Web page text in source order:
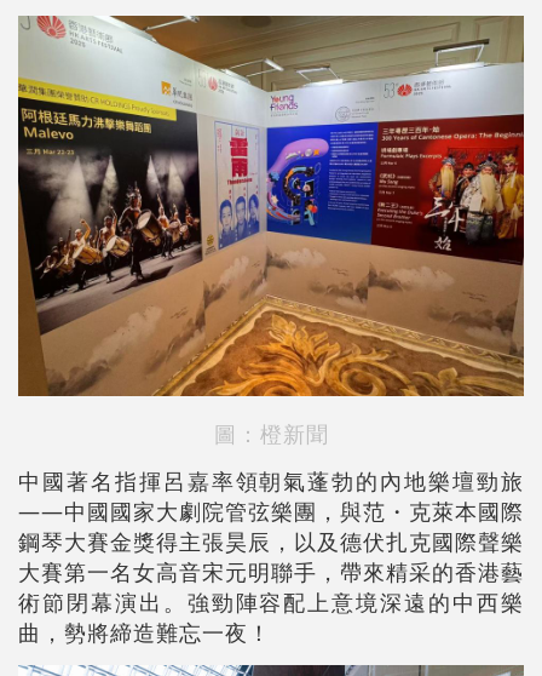
圖：橙新聞
中國著名指揮呂嘉率領朝氣蓬勃的內地樂壇勁旅
——中國國家大劇院管弦樂團，與范・克萊本國際
鋼琴大賽金獎得主張昊辰，以及德伏扎克國際聲樂
大賽第一名女高音宋元明聯手，帶來精采的香港藝
術節閉幕演出。強勁陣容配上意境深遠的中西樂
曲，勢將締造難忘一夜！